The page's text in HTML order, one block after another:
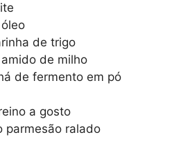
de trigo
de milho
de fermento em pó
a gosto
parmesão ralado